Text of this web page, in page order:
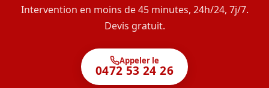
Intervention en moins de 45 minutes, 24h/24, 7j/7.
Devis gratuit.
Appeler le
0472 53 24 26